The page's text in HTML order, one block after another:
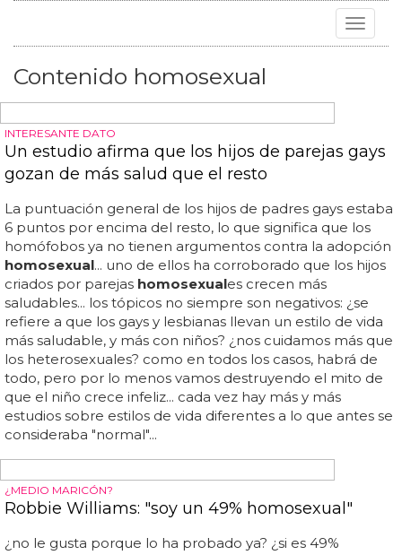
Toggle
Contenido homosexual
INTERESANTE DATO
Un estudio afirma que los hijos de parejas gays
gozan de más salud que el resto
homófobos ya no tienen argumentos contra la adopción
homosexual... uno de ellos ha corroborado que los hijos
saludables... los tópicos no siempre son negativos: ¿se